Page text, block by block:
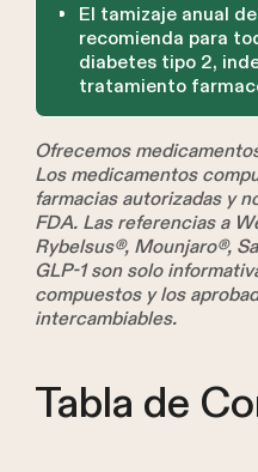
El tamizaje anual
recomienda para
diabetes tipo 2,
tratamiento
Ofrecemos
Los medicamentos
farmacias autorizadas y
FDA. Las referencias a
Rybelsus®, Mounjaro®,
GLP-1 son solo
compuestos y los
intercambiables.
Tabla de